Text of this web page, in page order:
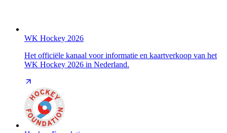
WK Hockey 2026
Het officiële kanaal voor informatie en kaartverkoop van het
WK Hockey 2026 in Nederland.